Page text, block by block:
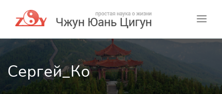
Сергей_Ко